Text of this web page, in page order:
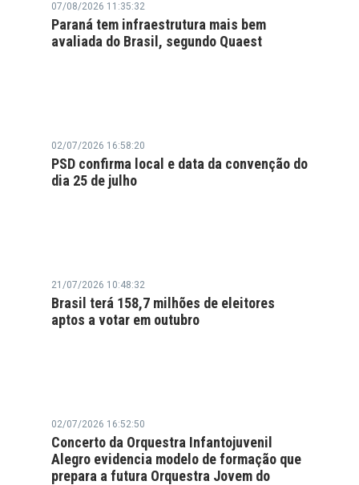
07/08/2026 11:35:32
Paraná tem infraestrutura mais bem
avaliada do Brasil, segundo Quaest
02/07/2026 16:58:20
PSD confirma local e data da convenção do
dia 25 de julho
21/07/2026 10:48:32
Brasil terá 158,7 milhões de eleitores
aptos a votar em outubro
02/07/2026 16:52:50
Concerto da Orquestra Infantojuvenil
Alegro evidencia modelo de formação que
prepara a futura Orquestra Jovem do